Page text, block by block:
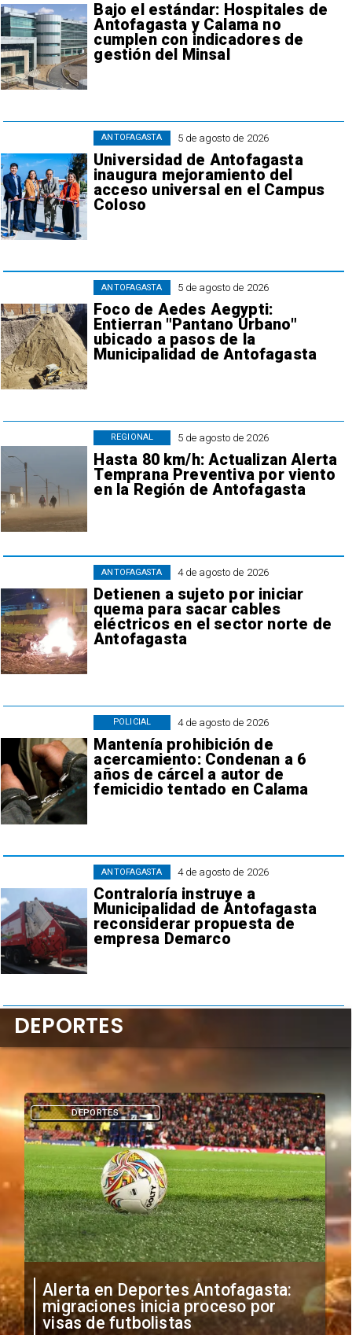
Bajo el estándar: Hospitales de
Antofagasta y Calama no
cumplen con indicadores de
gestión del Minsal
5 de agosto de 2026
Universidad de Antofagasta
inaugura mejoramiento del
acceso universal en el Campus
Coloso
ANTOFAGASTA
5 de agosto de 2026
Foco de Aedes Aegypti:
Entierran "Pantano Urbano"
ubicado a pasos de la
Municipalidad de Antofagasta
ANTOFAGASTA
5 de agosto de 2026
Hasta 80 km/h: Actualizan Alerta
Temprana Preventiva por viento
en la Región de Antofagasta
REGIONAL
4 de agosto de 2026
Detienen a sujeto por iniciar
quema para sacar cables
eléctricos en el sector norte de
Antofagasta
ANTOFAGASTA
4 de agosto de 2026
Mantenía prohibición de
acercamiento: Condenan a 6
años de cárcel a autor de
femicidio tentado en Calama
POLICIAL
4 de agosto de 2026
Contraloría instruye a
Municipalidad de Antofagasta
reconsiderar propuesta de
empresa Demarco
ANTOFAGASTA
Alerta en Deportes Antofagasta:
migraciones inicia proceso por
visas de futbolistas
DEPORTES
DEPORTES